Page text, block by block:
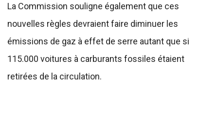
La Commission souligne également que ces
nouvelles règles devraient faire diminuer les
émissions de gaz à effet de serre autant que si
115.000 voitures à carburants fossiles étaient
retirées de la circulation.